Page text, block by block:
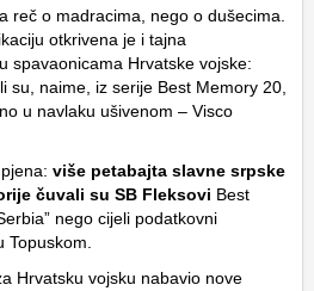
reč o madracima, nego o dušecima.
otkrivena je i tajna
spavaonicama Hrvatske vojske:
su, naime, iz serije Best Memory 20,
u navlaku ušivenom – Visco
više petabajta slavne srpske
čuvali su SB Fleksovi Best
nego cijeli podatkovni
Hrvatsku vojsku nabavio nove